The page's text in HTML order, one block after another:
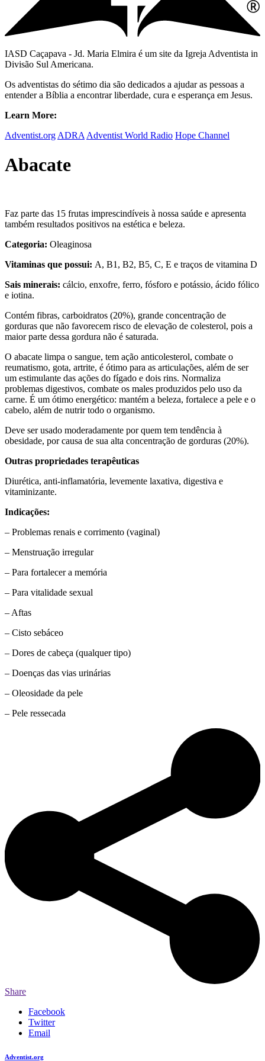
IASD Caçapava - Jd. Maria Elmira é um site da Igreja Adventista in
Divisão Sul Americana.
Os adventistas do sétimo dia são dedicados a ajudar as pessoas a
entender a Bíblia a encontrar liberdade, cura e esperança em Jesus.
Learn More:
Adventist.org ADRA Adventist World Radio Hope Channel
Abacate
Faz parte das 15 frutas imprescindíveis à nossa saúde e apresenta
também resultados positivos na estética e beleza.
Categoria: Oleaginosa
Vitaminas que possui: A, B1, B2, B5, C, E e traços de vitamina D
Sais minerais: cálcio, enxofre, ferro, fósforo e potássio, ácido fólico
e iotina.
Contém fibras, carboidratos (20%), grande concentração de
gorduras que não favorecem risco de elevação de colesterol, pois a
maior parte dessa gordura não é saturada.
O abacate limpa o sangue, tem ação anticolesterol, combate o
reumatismo, gota, artrite, é ótimo para as articulações, além de ser
um estimulante das ações do fígado e dois rins. Normaliza
problemas digestivos, combate os males produzidos pelo uso da
carne. É um ótimo energético: mantém a beleza, fortalece a pele e o
cabelo, além de nutrir todo o organismo.
Deve ser usado moderadamente por quem tem tendência à
obesidade, por causa de sua alta concentração de gorduras (20%).
Outras propriedades terapêuticas
Diurética, anti-inflamatória, levemente laxativa, digestiva e
vitaminizante.
Indicações:
– Problemas renais e corrimento (vaginal)
– Menstruação irregular
– Para fortalecer a memória
– Para vitalidade sexual
– Aftas
– Cisto sebáceo
– Dores de cabeça (qualquer tipo)
– Doenças das vias urinárias
– Oleosidade da pele
– Pele ressecada
Share
Facebook
Twitter
Email
Adventist.org